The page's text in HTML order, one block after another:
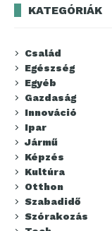
KATEGÓRIÁK
Család
Egészség
Egyéb
Gazdaság
Innováció
Ipar
Jármű
Képzés
Kultúra
Otthon
Szabadidő
Szórakozás